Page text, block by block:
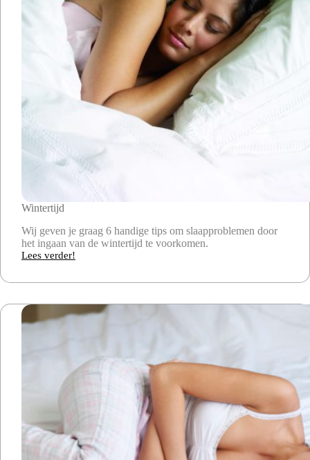
Wintertijd
Wij geven je graag 6 handige tips om slaapproblemen door
het ingaan van de wintertijd te voorkomen.
Lees verder!
Wintertijd